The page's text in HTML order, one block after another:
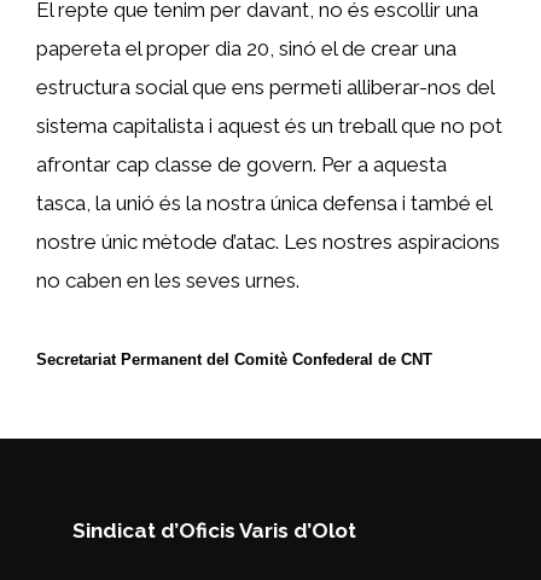
El repte que tenim per davant, no és escollir una
papereta el proper dia 20, sinó el de crear una
estructura social que ens permeti alliberar-nos del
sistema capitalista i aquest és un treball que no pot
afrontar cap classe de govern. Per a aquesta
tasca, la unió és la nostra única defensa i també el
nostre únic mètode d’atac. Les nostres aspiracions
no caben en les seves urnes.
Secretariat Permanent del Comitè Confederal de CNT
Sindicat d’Oficis Varis d’Olot